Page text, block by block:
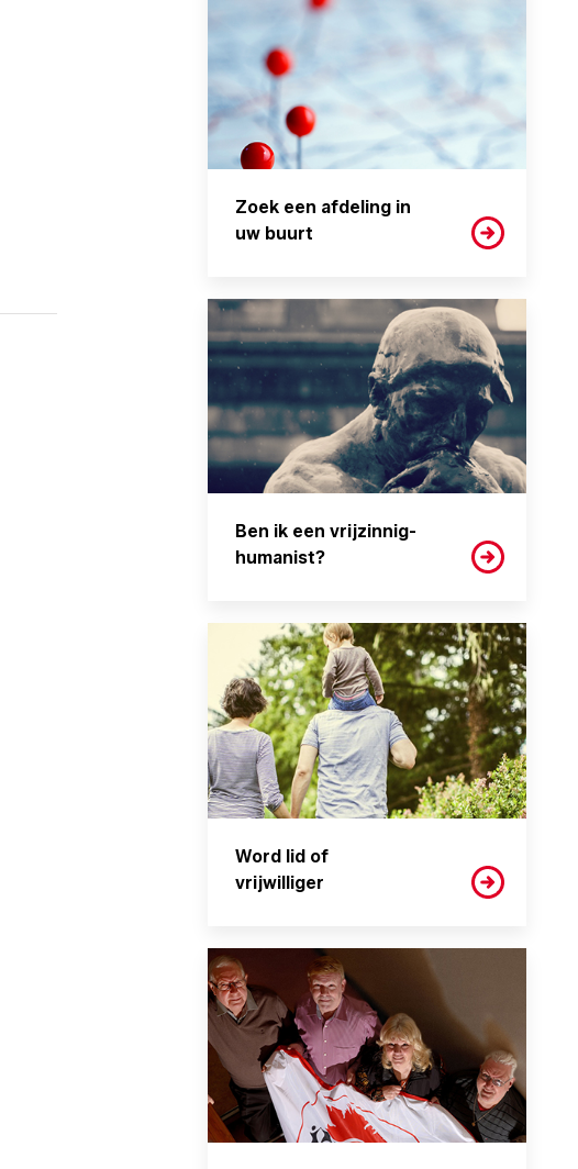
Zoek een afdeling in
uw buurt
Ben ik een vrijzinnig-
humanist?
Word lid of
vrijwilliger